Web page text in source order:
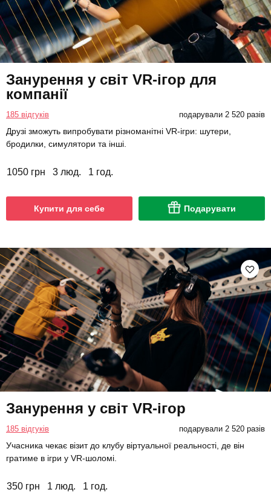
Занурення у світ VR-ігор для
компанії
185 відгуків подарували 2 520 разів
Друзі зможуть випробувати різноманітні VR-ігри: шутери,
бродилки, симулятори та інші.
1050 грн 3 люд. 1 год.
Купити для себе Подарувати
Занурення у світ VR-ігор
185 відгуків подарували 2 520 разів
Учасника чекає візит до клубу віртуальної реальності, де він
гратиме в ігри у VR-шоломі.
350 грн 1 люд. 1 год.